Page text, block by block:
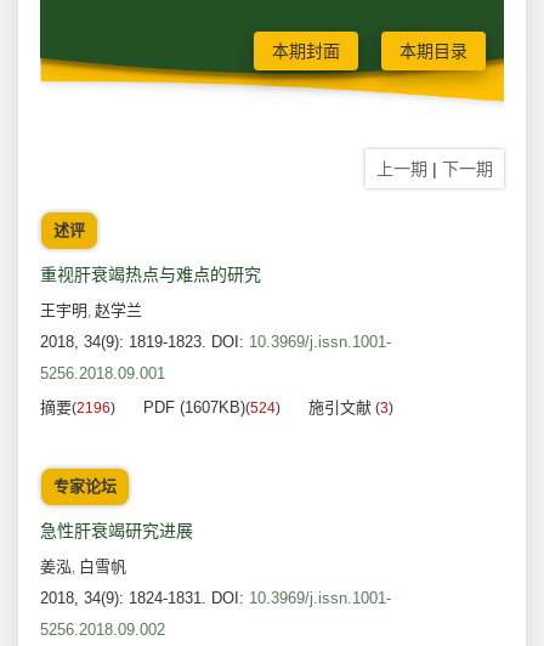
本期封面 本期目录
上一期 | 下一期
述评
重视肝衰竭热点与难点的研究
王宇明 , 赵学兰
2018, 34(9): 1819-1823. DOI: 10.3969/j.issn.1001-
5256.2018.09.001
摘要(2196) PDF (1607KB)(524) 施引文献 (3)
专家论坛
急性肝衰竭研究进展
姜泓, 白雪帆
2018, 34(9): 1824-1831. DOI: 10.3969/j.issn.1001-
5256.2018.09.002